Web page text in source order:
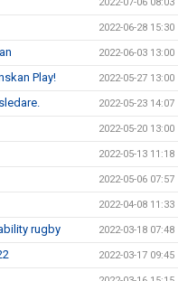
2022-06-28 15:30
2022-06-03 13:00
Play! 2022-05-27 13:00
2022-05-23 14:07
2022-05-20 13:00
2022-05-13 11:18
2022-05-06 07:57
2022-04-08 11:33
rugby 2022-03-18 07:48
2022-03-17 09:45